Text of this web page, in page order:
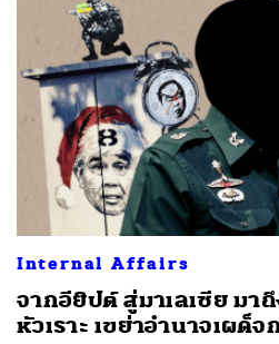
Internal Affairs
จากอียิปต์ สู่มาเลเซีย มา
หัวเราะ เขย่าอำนาจเผด็จ
ค้นหา
SHARE TWEET